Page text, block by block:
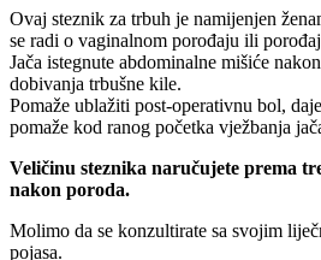
Ovaj steznik za trbuh je namijenjen
se radi o vaginalnom porođaju ili
Jača istegnute abdominalne mišiće
dobivanja trbušne kile.
Pomaže ublažiti post-operativnu bol,
pomaže kod ranog početka vježbanja
Veličinu steznika naručujete prema
nakon poroda.
Molimo da se konzultirate sa svojim
pojasa.